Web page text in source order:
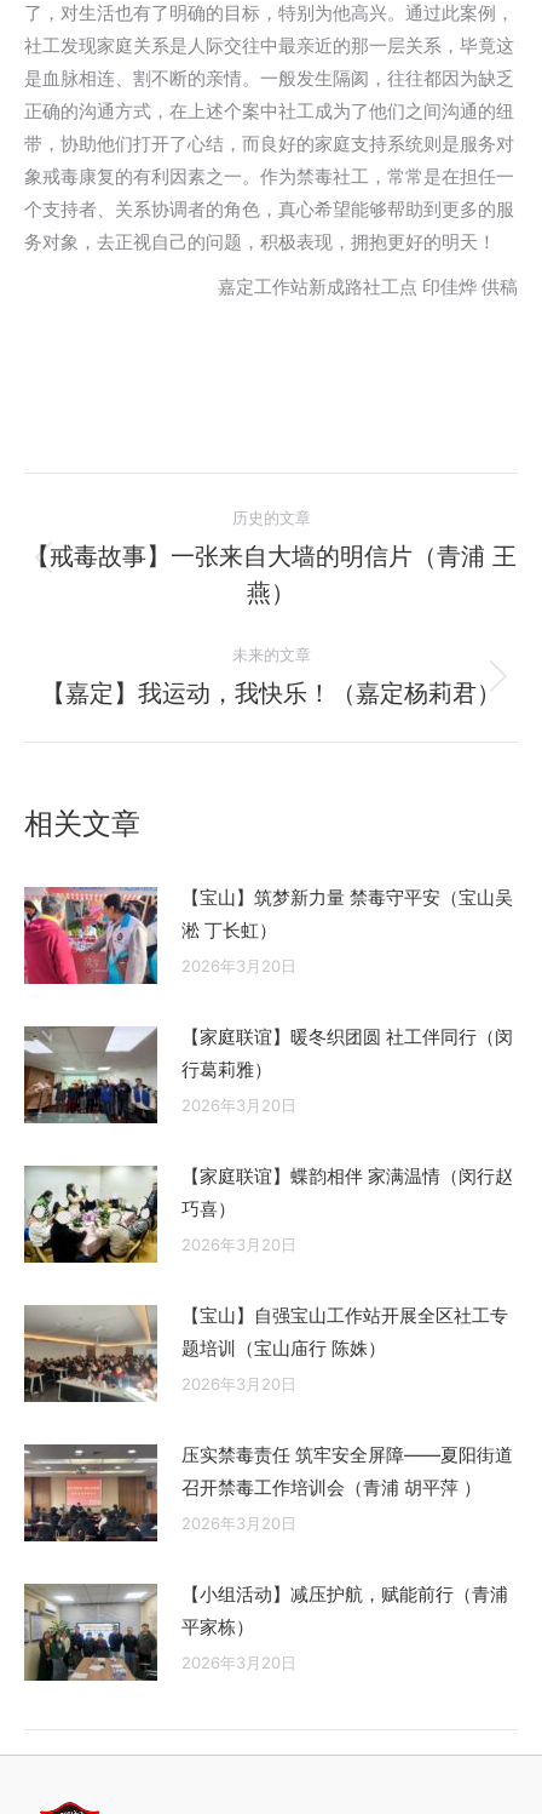
了，对生活也有了明确的目标，特别为他高兴。通过此案例，
社工发现家庭关系是人际交往中最亲近的那一层关系，毕竟这
是血脉相连、割不断的亲情。一般发生隔阂，往往都因为缺乏
正确的沟通方式，在上述个案中社工成为了他们之间沟通的纽
带，协助他们打开了心结，而良好的家庭支持系统则是服务对
象戒毒康复的有利因素之一。作为禁毒社工，常常是在担任一
个支持者、关系协调者的角色，真心希望能够帮助到更多的服
务对象，去正视自己的问题，积极表现，拥抱更好的明天！
嘉定工作站新成路社工点 印佳烨 供稿
章
历史的文章
历
史
章：
【戒毒故事】一张来自大墙的明信片（青浦 王
燕）
未来的文章
未
【嘉定】我运动，我快乐！（嘉定杨莉君）
相关文章
【宝山】筑梦新力量 禁毒守平安（宝山吴
淞 丁长虹）
2026年3月20日
【家庭联谊】暖冬织团圆 社工伴同行（闵
行葛莉雅）
2026年3月20日
【家庭联谊】蝶韵相伴 家满温情（闵行赵
巧喜）
2026年3月20日
【宝山】自强宝山工作站开展全区社工专
题培训（宝山庙行 陈姝）
2026年3月20日
压实禁毒责任 筑牢安全屏障——夏阳街道
召开禁毒工作培训会（青浦 胡平萍 ）
2026年3月20日
【小组活动】减压护航，赋能前行（青浦
平家栋）
2026年3月20日